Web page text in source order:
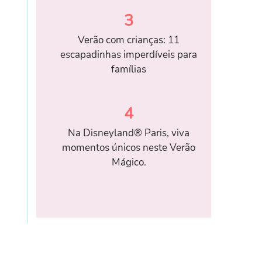
3
Verão com crianças: 11
escapadinhas imperdíveis para
famílias
4
Na Disneyland® Paris, viva
momentos únicos neste Verão
Mágico.